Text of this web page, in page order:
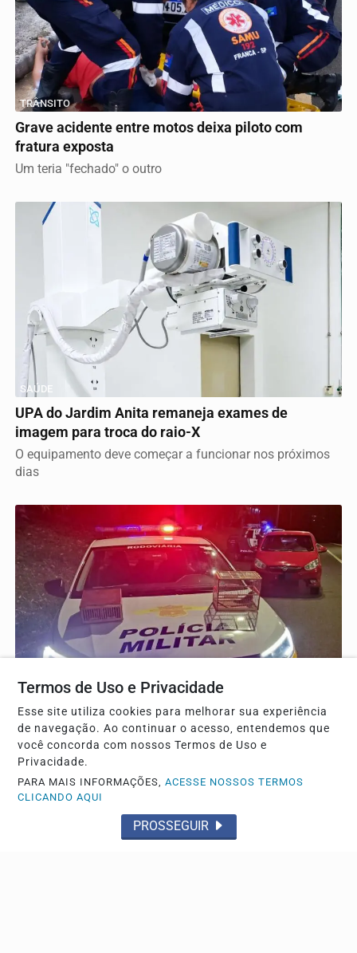
TRÂNSITO
Grave acidente entre motos deixa piloto com
fratura exposta
Um teria "fechado" o outro
SAÚDE
UPA do Jardim Anita remaneja exames de
imagem para troca do raio-X
O equipamento deve começar a funcionar nos próximos
dias
NA REGIÃO
Homem é detido pela PM ao transportar aves
silvestres em Pedregulho
Cinco aves silvestres da espécie trinca-ferro foram
Descubra Mais
Termos de Uso e Privacidade
Esse site utiliza cookies para melhorar sua experiência
de navegação. Ao continuar o acesso, entendemos que
você concorda com nossos Termos de Uso e
Privacidade.
PARA MAIS INFORMAÇÕES,ACESSE NOSSOS TERMOS
CLICANDO AQUI
PROSSEGUIR